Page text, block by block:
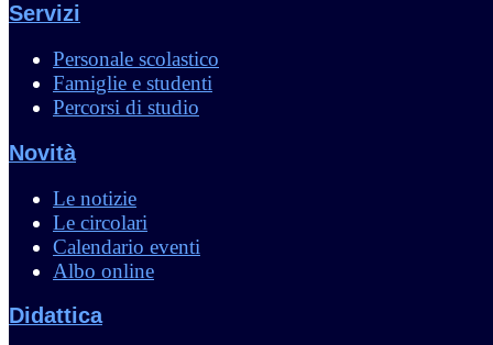
Servizi
Personale scolastico
Famiglie e studenti
Percorsi di studio
Novità
Le notizie
Le circolari
Calendario eventi
Albo online
Didattica